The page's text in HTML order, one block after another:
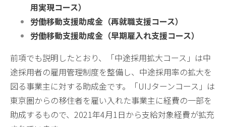
用実現コース）
労働移動支援助成金（再就職支援コース）
労働移動支援助成金（早期雇入れ支援コース）
前項でも説明したとおり、「中途採用拡大コース」は中
途採用者の雇用管理制度を整備し、中途採用率の拡大を
図る事業主に対する助成金です。「UIJターンコース」は
東京圏からの移住者を雇い入れた事業主に経費の一部を
助成するもので、2021年4月1日から支給対象経費が拡充